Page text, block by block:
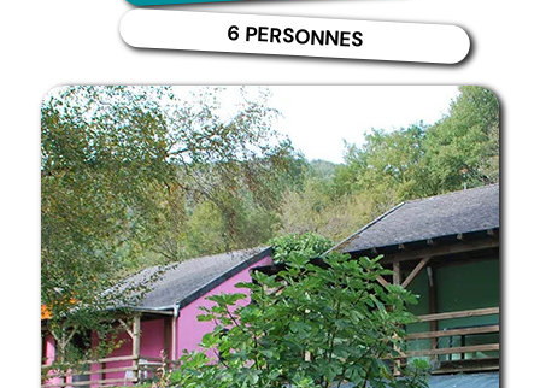
6 PERSONNES